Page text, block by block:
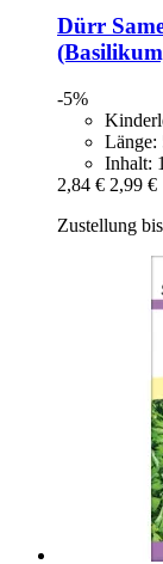
Dürr
-5%
Länge:
Inhalt:
2,84 € 2,99 €
Zustellung